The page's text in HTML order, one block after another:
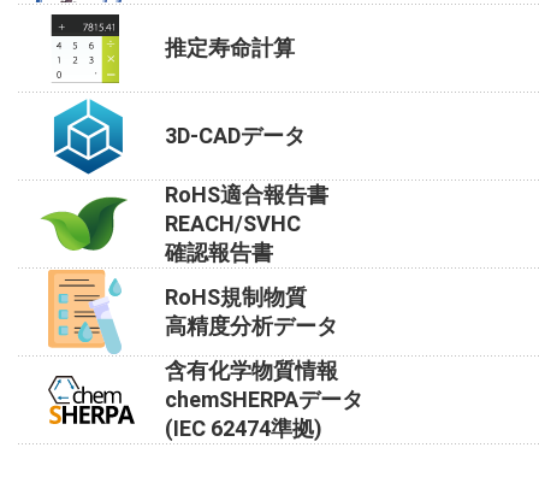
推定寿命計算
3D-CADデータ
RoHS適合報告書
REACH/SVHC
確認報告書
RoHS規制物質
高精度分析データ
含有化学物質情報
chemSHERPAデータ
(IEC 62474準拠)